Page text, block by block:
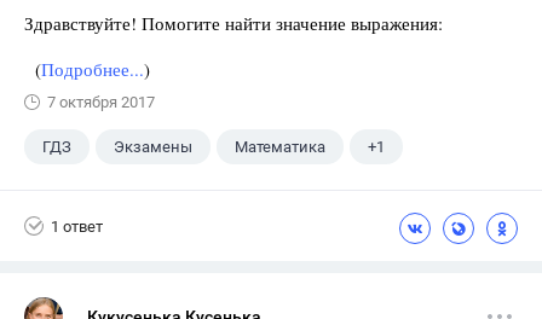
Здравствуйте! Помогите найти значение выражения:
(Подробнее...)
7 октября 2017
ГДЗ Экзамены Математика +1
1 ответ